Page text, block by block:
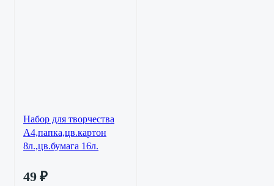
Набор для творчества
А4,папка,цв.картон
8л.,цв.бумага 16л.
49 ₽